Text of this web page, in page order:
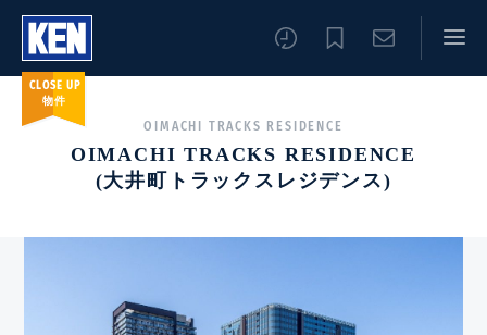
CLOSE UP
物件
OIMACHI TRACKS RESIDENCE
OIMACHI TRACKS RESIDENCE
(大井町トラックスレジデンス)